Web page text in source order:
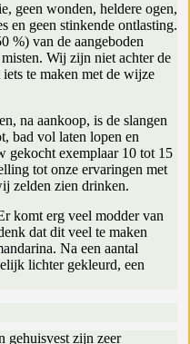
geen wonden, heldere ogen,
en geen stinkende ontlasting.
%) van de aangeboden
Wij zijn niet achter de
te maken met de wijze
na aankoop, is de slangen
bad vol laten lopen en
gekocht exemplaar 10 tot 15
tot onze ervaringen met
zelden zien drinken.
komt erg veel modder van
dat dit veel te maken
Na een aantal
lichter gekleurd, een
gehuisvest zijn zeer